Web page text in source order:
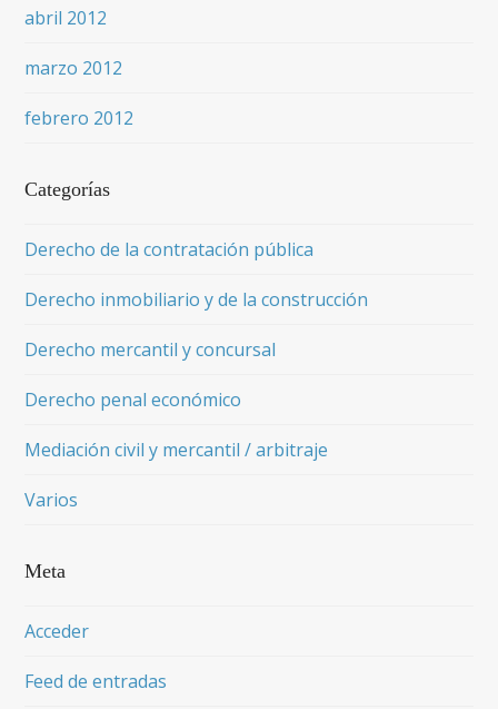
abril 2012
marzo 2012
febrero 2012
Categorías
Derecho de la contratación pública
Derecho inmobiliario y de la construcción
Derecho mercantil y concursal
Derecho penal económico
Mediación civil y mercantil / arbitraje
Varios
Meta
Acceder
Feed de entradas